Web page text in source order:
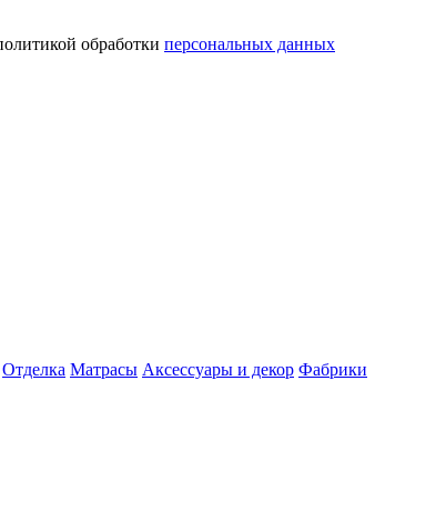
обработки персональных данных
Отделка Матрасы Аксессуары и декор Фабрики